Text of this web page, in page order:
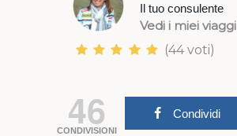
Il tuo consulente
Vedi i miei viaggi
(44 voti)
46
CONDIVISIONI
Condividi